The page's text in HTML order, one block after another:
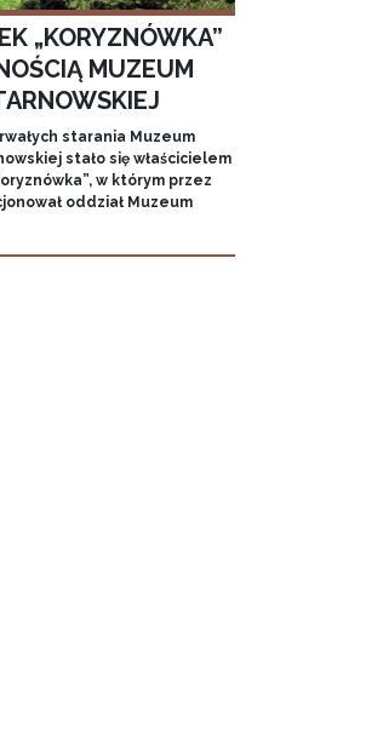
„KORYZNÓWKA”
MUZEUM
starania Muzeum
stało się właścicielem
w którym przez
oddział Muzeum